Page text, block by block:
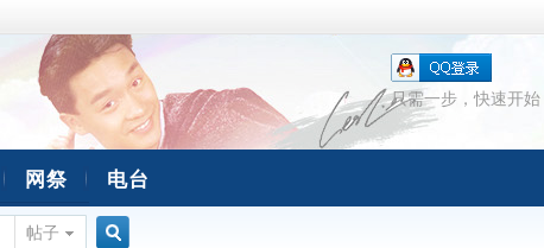
只需一步，快速开始
网祭 电台
帖子